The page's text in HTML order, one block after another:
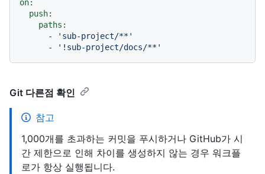
on:
push:
paths:
-
'sub-project/**'
-
'!sub-project/docs/**'
Git 다른점 확인
참고
1,000개를 초과하는 커밋을 푸시하거나 GitHub가 시
간 제한으로 인해 차이를 생성하지 않는 경우 워크플
로가 항상 실행됩니다.